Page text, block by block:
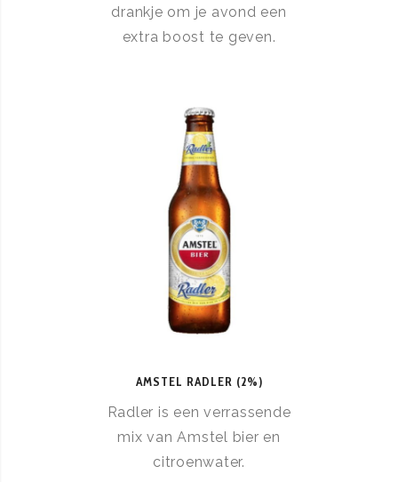
drankje om je avond een
extra boost te geven.
AMSTEL RADLER (2%)
Radler is een verrassende
mix van Amstel bier en
citroenwater.